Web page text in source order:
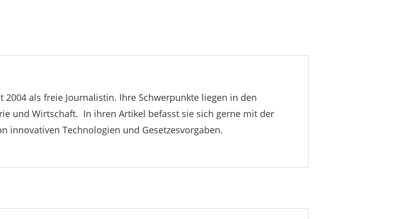
2004 als freie Journalistin. Ihre Schwerpunkte liegen in den
und Wirtschaft. In ihren Artikel befasst sie sich gerne mit der
innovativen Technologien und Gesetzesvorgaben.